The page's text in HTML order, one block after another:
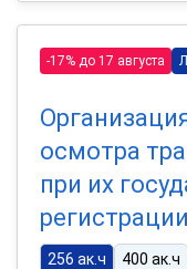
-17% до 17 августа
осмотра
при их
регистрации
256 ак.ч 400 ак.ч